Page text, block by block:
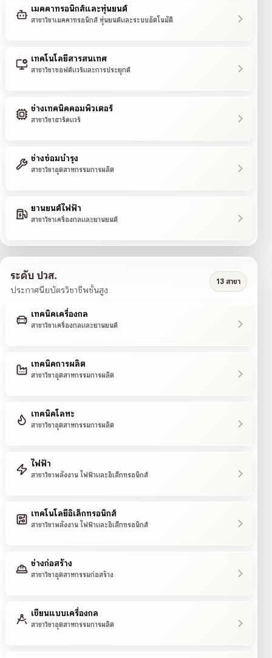
เมคคาทรอนิกส์และหุ่นยนต์
สาขาวิชาเมคคาทรอนิกส์ หุ่นยนต์และระบบอัตโนมัติ
เทคโนโลยีสารสนเทศ
สาขาวิชาซอฟต์แวร์และการประยุกต์
ช่างเทคนิคคอมพิวเตอร์
สาขาวิชาฮาร์ดแวร์
ช่างซ่อมบำรุง
สาขาวิชาอุตสาหกรรมการผลิต
ยานยนต์ไฟฟ้า
สาขาวิชาเครื่องกลและยานยนต์
ระดับ ปวส.
ประกาศนียบัตรวิชาชีพชั้นสูง
13 สาขา
เทคนิคเครื่องกล
สาขาวิชาเครื่องกลและยานยนต์
เทคนิคการผลิต
สาขาวิชาอุตสาหกรรมการผลิต
เทคนิคโลหะ
สาขาวิชาอุตสาหกรรมการผลิต
ไฟฟ้า
สาขาวิชาพลังงาน ไฟฟ้าและอิเล็กทรอนิกส์
เทคโนโลยีอิเล็กทรอนิกส์
สาขาวิชาพลังงาน ไฟฟ้าและอิเล็กทรอนิกส์
ช่างก่อสร้าง
สาขาวิชาอุตสาหกรรมก่อสร้าง
เขียนแบบเครื่องกล
สาขาวิชาอุตสาหกรรมการผลิต